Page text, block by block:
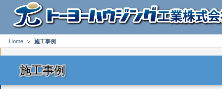
Home 施工事例
施工事例